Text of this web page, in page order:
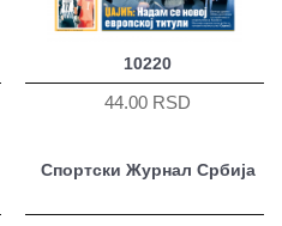
10220
44.00 RSD
Спортски Журнал Србија